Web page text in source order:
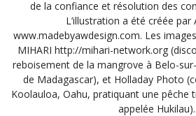
de la confiance et résolution des
L’illustration a été créée par
www.madebyawdesign.com. Les
MIHARI http://mihari-network.org
reboisement de la mangrove à Belo-
de Madagascar), et Holladay Photo
Koolauloa, Oahu, pratiquant une pêche
appelée Hukilau).